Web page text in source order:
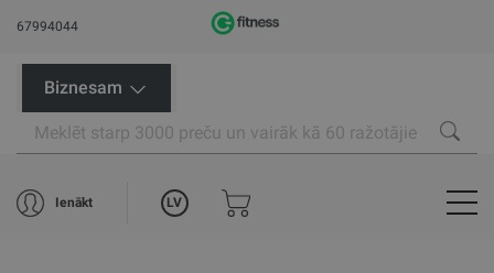
67994044
Biznesam
Ienākt LV